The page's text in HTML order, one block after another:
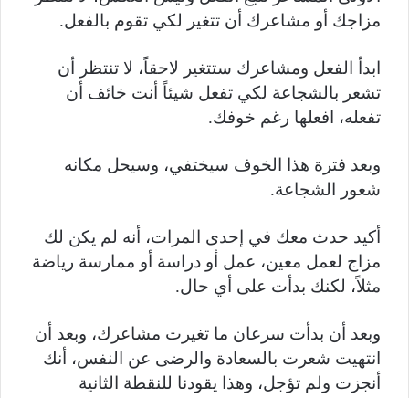
مزاجك أو مشاعرك أن تتغير لكي تقوم بالفعل.
ابدأ الفعل ومشاعرك ستتغير لاحقاً، لا تنتظر أن
تشعر بالشجاعة لكي تفعل شيئاً أنت خائف أن
تفعله، افعلها رغم خوفك.
وبعد فترة هذا الخوف سيختفي، وسيحل مكانه
شعور الشجاعة.
أكيد حدث معك في إحدى المرات، أنه لم يكن لك
مزاج لعمل معين، عمل أو دراسة أو ممارسة رياضة
مثلاً، لكنك بدأت على أي حال.
وبعد أن بدأت سرعان ما تغيرت مشاعرك، وبعد أن
انتهيت شعرت بالسعادة والرضى عن النفس، أنك
أنجزت ولم تؤجل، وهذا يقودنا للنقطة الثانية